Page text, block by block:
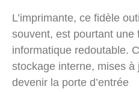
L’imprimante, ce fidèle
souvent, est pourtant une
informatique redoutable.
stockage interne, mises
devenir la porte d’entrée